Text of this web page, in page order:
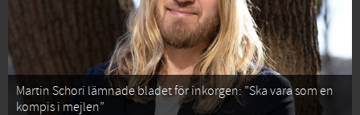
Martin Schori lämnade bladet för inkorgen: ”Ska vara som en
kompis i mejlen”